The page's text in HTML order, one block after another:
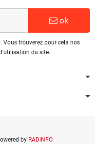
ok
Vous trouverez pour cela nos
du site.
by RADiNFO